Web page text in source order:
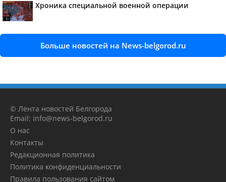
Хроника специальной военной операции
Больше новостей на News-belgorod.ru
© Лента новостей Белгорода
Email: info@news-belgorod.ru
О нас
Контакты
Редакционная политика
Политика конфиденциальности
Правила пользования сайтом